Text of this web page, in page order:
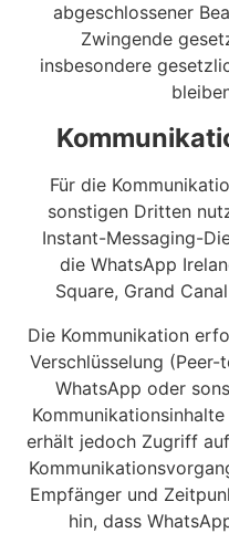
abgeschlossener
Zwingende
insbesondere
Für die
sonstigen Dritten
Instant-Messaging-
die WhatsApp
Square, Grand
Die Kommunikation
Verschlüsselung
WhatsApp oder
erhält jedoch Zugriff
Empfänger und
hin, dass